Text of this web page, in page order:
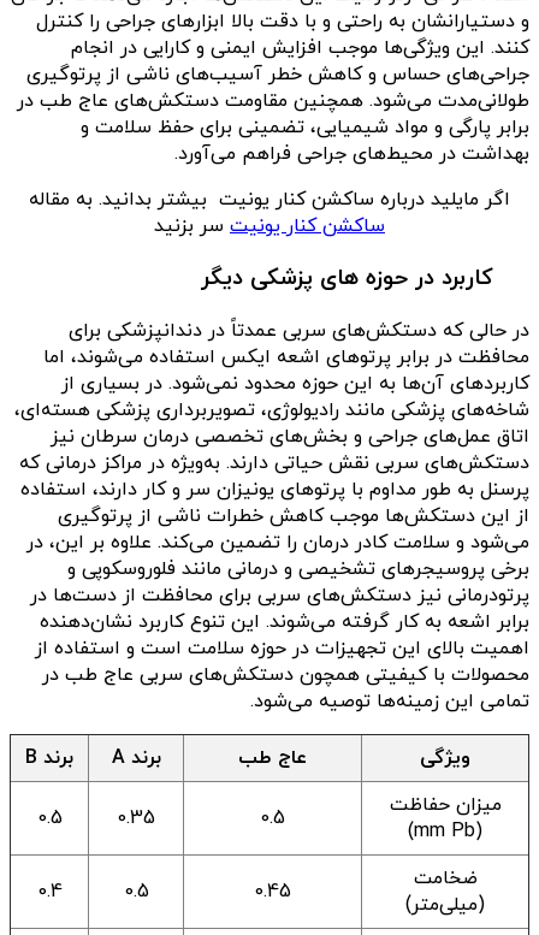
و دستیارانشان به راحتی و با دقت بالا ابزارهای جراحی را کنترل
کنند. این ویژگی‌ها موجب افزایش ایمنی و کارایی در انجام
جراحی‌های حساس و کاهش خطر آسیب‌های ناشی از پرتوگیری
طولانی‌مدت می‌شود. همچنین مقاومت دستکش‌های عاج طب در
برابر پارگی و مواد شیمیایی، تضمینی برای حفظ سلامت و
بهداشت در محیط‌های جراحی فراهم می‌آورد.
اگر مایلید درباره ساکشن کنار یونیت بیشتر بدانید. به مقاله
ساکشن کنار یونیت سر بزنید
کاربرد در حوزه های پزشکی دیگر
در حالی که دستکش‌های سربی عمدتاً در دندانپزشکی برای
محافظت در برابر پرتوهای اشعه ایکس استفاده می‌شوند، اما
کاربردهای آن‌ها به این حوزه محدود نمی‌شود. در بسیاری از
شاخه‌های پزشکی مانند رادیولوژی، تصویربرداری پزشکی هسته‌ای،
اتاق عمل‌های جراحی و بخش‌های تخصصی درمان سرطان نیز
دستکش‌های سربی نقش حیاتی دارند. به‌ویژه در مراکز درمانی که
پرسنل به طور مداوم با پرتوهای یونیزان سر و کار دارند، استفاده
از این دستکش‌ها موجب کاهش خطرات ناشی از پرتوگیری
می‌شود و سلامت کادر درمان را تضمین می‌کند. علاوه بر این، در
برخی پروسیجرهای تشخیصی و درمانی مانند فلوروسکوپی و
پرتودرمانی نیز دستکش‌های سربی برای محافظت از دست‌ها در
برابر اشعه به کار گرفته می‌شوند. این تنوع کاربرد نشان‌دهنده
اهمیت بالای این تجهیزات در حوزه سلامت است و استفاده از
محصولات با کیفیتی همچون دستکش‌های سربی عاج طب در
تمامی این زمینه‌ها توصیه می‌شود.
ویژگی عاج طب برند A
برند B
میزان حفاظت
(mm Pb)
0.5
0.35
0.5
ضخامت
(میلی‌متر)
0.45
0.5
0.4